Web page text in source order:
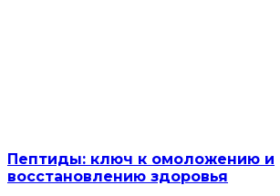
Пептиды: ключ к омоложению и
восстановлению здоровья